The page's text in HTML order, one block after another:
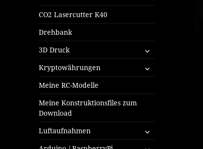
CO2 Lasercutter K40
Drehbank
3D Druck
untermenü
öffnen
Kryptowährungen
untermenü
öffnen
Meine RC-Modelle
Meine Konstruktionsfiles zum
Download
Luftaufnahmen
untermenü
öffnen
untermenü